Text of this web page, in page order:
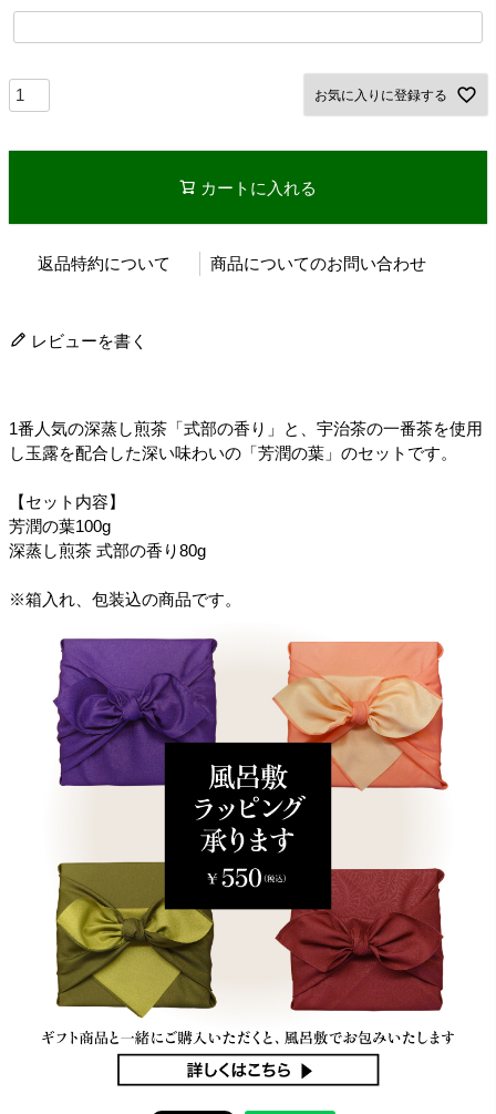
お気に入りに登録する
カートに入れる
返品特約について 商品についてのお問い合わせ
レビューを書く
1番人気の深蒸し煎茶「式部の香り」と、宇治茶の一番茶を使用
し玉露を配合した深い味わいの「芳潤の葉」のセットです。
【セット内容】
芳潤の葉100g
深蒸し煎茶 式部の香り80g
※箱入れ、包装込の商品です。